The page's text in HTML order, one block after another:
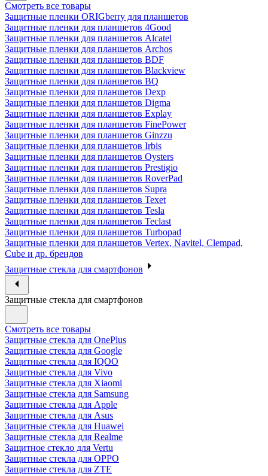
Смотреть все товары
Защитные пленки ORIGberry для планшетов
Защитные пленки для планшетов 4Good
Защитные пленки для планшетов Alcatel
Защитные пленки для планшетов Archos
Защитные пленки для планшетов BDF
Защитные пленки для планшетов Blackview
Защитные пленки для планшетов BQ
Защитные пленки для планшетов Dexp
Защитные пленки для планшетов Digma
Защитные пленки для планшетов Explay
Защитные пленки для планшетов FinePower
Защитные пленки для планшетов Ginzzu
Защитные пленки для планшетов Irbis
Защитные пленки для планшетов Oysters
Защитные пленки для планшетов Prestigio
Защитные пленки для планшетов RoverPad
Защитные пленки для планшетов Supra
Защитные пленки для планшетов Texet
Защитные пленки для планшетов Tesla
Защитные пленки для планшетов Teclast
Защитные пленки для планшетов Turbopad
Защитные пленки для планшетов Vertex, Navitel, Clempad,
Cube и др. брендов
Защитные стекла для смартфонов
Защитные стекла для смартфонов
Смотреть все товары
Защитные стекла для OnePlus
Защитные стекла для Google
Защитные стекла для IQOO
Защитные стекла для Vivo
Защитные стекла для Xiaomi
Защитные стекла для Samsung
Защитные стекла для Apple
Защитные стекла для Asus
Защитные стекла для Huawei
Защитные стекла для Realme
Защитное стекло для Vertu
Защитные стекла для OPPO
Защитные стекла для ZTE